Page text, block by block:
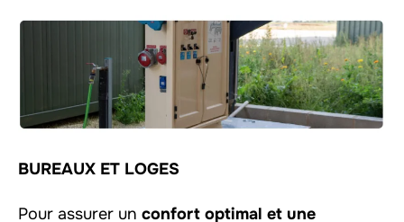
BUREAUX ET LOGES
Pour assurer un confort optimal et une